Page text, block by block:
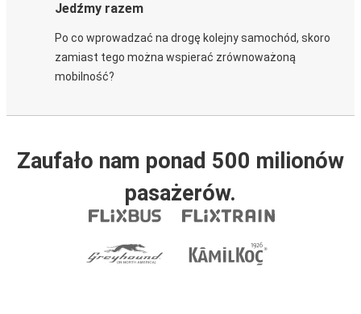
Jedźmy razem
Po co wprowadzać na drogę kolejny samochód, skoro
zamiast tego można wspierać zrównoważoną
mobilność?
Zaufało nam ponad 500 milionów
pasażerów.